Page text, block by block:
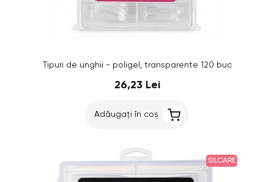
Tipuri de unghii - poligel, transparente 120 buc
26,23 Lei
Adăugați în coș
SILCARE